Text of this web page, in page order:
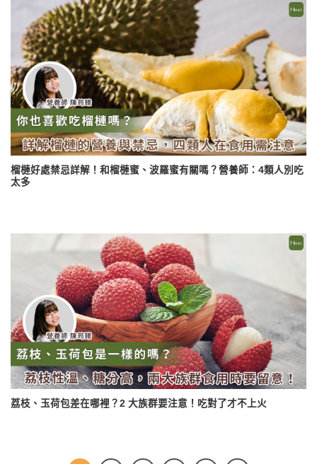
榴槤好處禁忌詳解！和榴槤蜜、波羅蜜有關嗎？營養師：4類人別吃
太多
荔枝、玉荷包差在哪裡？2 大族群要注意！吃對了才不上火